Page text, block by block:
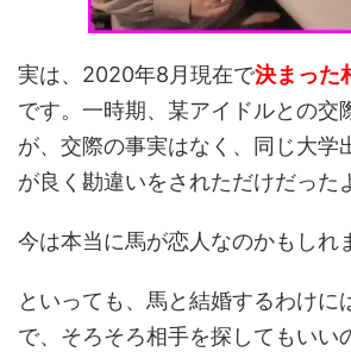
実は、2020年8月現在で決まった
です。一時期、某アイドルとの交
が、交際の事実はなく、同じ大学
が良く勘違いをされただけだった
今は本当に馬が恋人なのかもしれ
といっても、馬と結婚するわけに
で、そろそろ相手を探してもいい